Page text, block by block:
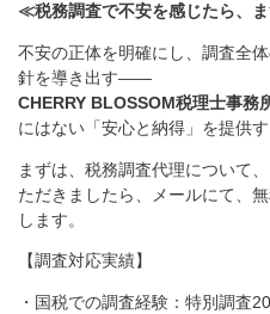
≪税務調査で不安を感じたら、
不安の正体を明確にし、調査全
針を導き出す――
CHERRY BLOSSOM税理士事務
にはない「安心と納得」を提供す
まずは、税務調査代理について
ただきましたら、メールにて、
します。
【調査対応実績】
・国税での調査経験：特別調査